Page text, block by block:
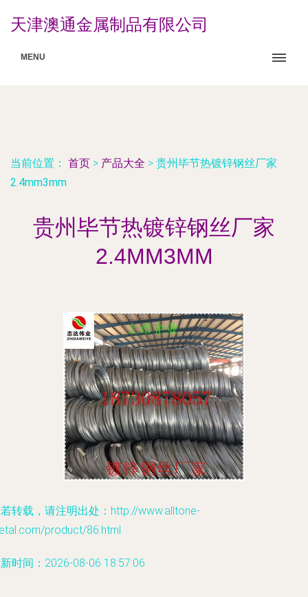
天津澳通金属制品有限公司
MENU
当前位置： 首页 > 产品大全 > 贵州毕节热镀锌钢丝厂家
2.4mm3mm
贵州毕节热镀锌钢丝厂家
2.4MM3MM
转载，请注明出处：http://www.alltone-
product/86.html
时间：2026-08-06 18:57:06